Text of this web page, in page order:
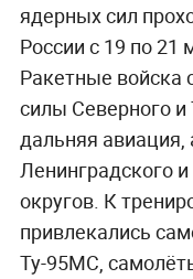
ядерных сил
России с 19 по 21
Ракетные войска
силы Северного и
дальняя
Ленинградского
округов. К
привлекались
Ту-95МС,